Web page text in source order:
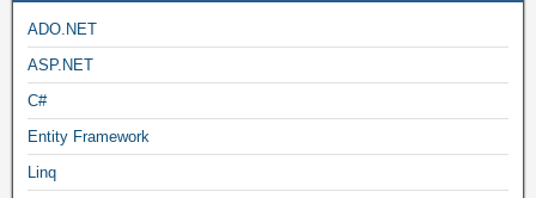
ADO.NET
ASP.NET
C#
Entity Framework
Linq